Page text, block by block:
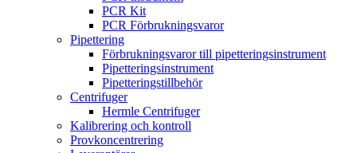
PCR Kit
PCR Förbrukningsvaror
Pipettering
Förbrukningsvaror till pipetteringsinstrument
Pipetteringsinstrument
Pipetteringstillbehör
Centrifuger
Hermle Centrifuger
Kalibrering och kontroll
Provkoncentrering